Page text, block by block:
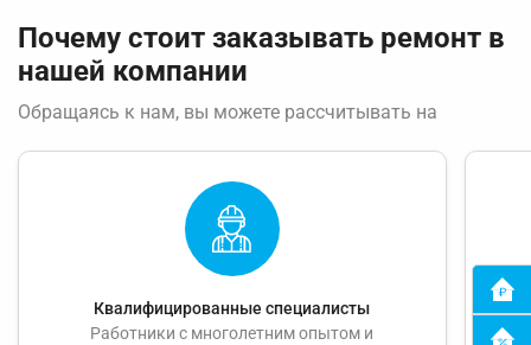
Почему стоит заказывать ремонт в
нашей компании
Обращаясь к нам, вы можете рассчитывать на
Квалифицированные специалисты
Работники с многолетним опытом и